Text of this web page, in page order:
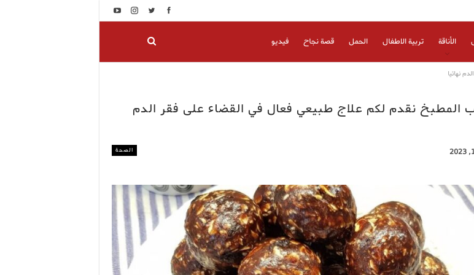
الأناقة تربية الاطفال الحمل قصة نجاح فيديو
نهائيا
المطبخ نقدم لكم علاج طبيعي فعال في القضاء على فقر الدم
الصحة